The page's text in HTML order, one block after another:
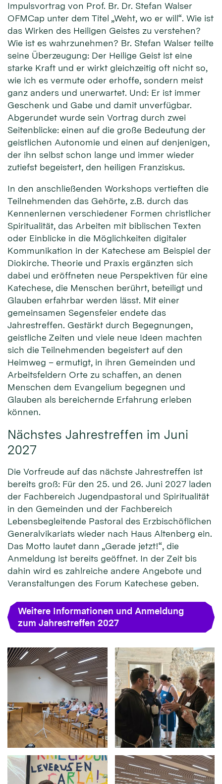
Impulsvortrag von Prof. Br. Dr. Stefan Walser
OFMCap unter dem Titel „Weht, wo er will“. Wie ist
das Wirken des Heiligen Geistes zu verstehen?
Wie ist es wahrzunehmen? Br. Stefan Walser teilte
seine Überzeugung: Der Heilige Geist ist eine
starke Kraft und er wirkt gleichzeitig oft nicht so,
wie ich es vermute oder erhoffe, sondern meist
ganz anders und unerwartet. Und: Er ist immer
Geschenk und Gabe und damit unverfügbar.
Abgerundet wurde sein Vortrag durch zwei
Seitenblicke: einen auf die große Bedeutung der
geistlichen Autonomie und einen auf denjenigen,
der ihn selbst schon lange und immer wieder
zutiefst begeistert, den heiligen Franziskus.
In den anschließenden Workshops vertieften die
Teilnehmenden das Gehörte, z.B. durch das
Kennenlernen verschiedener Formen christlicher
Spiritualität, das Arbeiten mit biblischen Texten
oder Einblicke in die Möglichkeiten digitaler
Kommunikation in der Katechese am Beispiel der
Diokirche. Theorie und Praxis ergänzten sich
dabei und eröffneten neue Perspektiven für eine
Katechese, die Menschen berührt, beteiligt und
Glauben erfahrbar werden lässt. Mit einer
gemeinsamen Segensfeier endete das
Jahrestreffen. Gestärkt durch Begegnungen,
geistliche Zeiten und viele neue Ideen machten
sich die Teilnehmenden begeistert auf den
Heimweg – ermutigt, in ihren Gemeinden und
Arbeitsfeldern Orte zu schaffen, an denen
Menschen dem Evangelium begegnen und
Glauben als bereichernde Erfahrung erleben
können.
Nächstes Jahrestreffen im Juni
2027
Die Vorfreude auf das nächste Jahrestreffen ist
bereits groß: Für den 25. und 26. Juni 2027 laden
der Fachbereich Jugendpastoral und Spiritualität
in den Gemeinden und der Fachbereich
Lebensbegleitende Pastoral des Erzbischöflichen
Generalvikariats wieder nach Haus Altenberg ein.
Das Motto lautet dann „Gerade jetzt!“, die
Anmeldung ist bereits geöffnet. In der Zeit bis
dahin wird es zahlreiche andere Angebote und
Veranstaltungen des Forum Katechese geben.
Weitere Informationen und Anmeldung
zum Jahrestreffen 2027